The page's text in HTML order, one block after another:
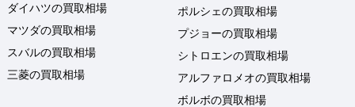
ダイハツの買取相場
マツダの買取相場
スバルの買取相場
三菱の買取相場
ポルシェの買取相場
プジョーの買取相場
シトロエンの買取相場
アルファロメオの買取相場
ボルボの買取相場